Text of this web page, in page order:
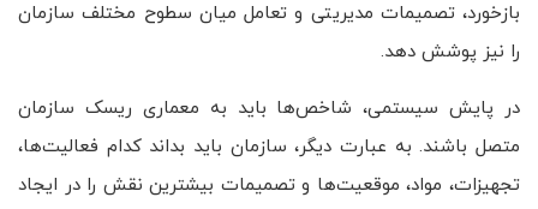
بازخورد، تصمیمات مدیریتی و تعامل میان سطوح مختلف سازمان
را نیز پوشش دهد.
در پایش سیستمی، شاخص‌ها باید به معماری ریسک سازمان
متصل باشند. به عبارت دیگر، سازمان باید بداند کدام فعالیت‌ها،
تجهیزات، مواد، موقعیت‌ها و تصمیمات بیشترین نقش را در ایجاد